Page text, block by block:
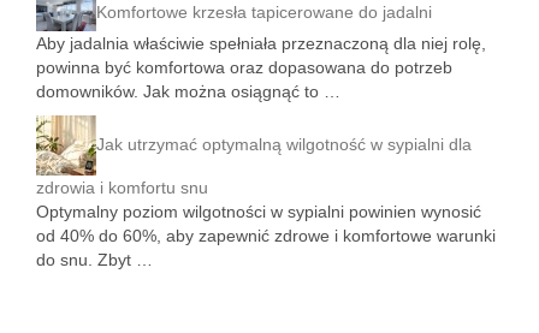
Komfortowe krzesła tapicerowane do jadalni
Aby jadalnia właściwie spełniała przeznaczoną dla niej rolę,
powinna być komfortowa oraz dopasowana do potrzeb
domowników. Jak można osiągnąć to …
Jak utrzymać optymalną wilgotność w sypialni dla
zdrowia i komfortu snu
Optymalny poziom wilgotności w sypialni powinien wynosić
od 40% do 60%, aby zapewnić zdrowe i komfortowe warunki
do snu. Zbyt …